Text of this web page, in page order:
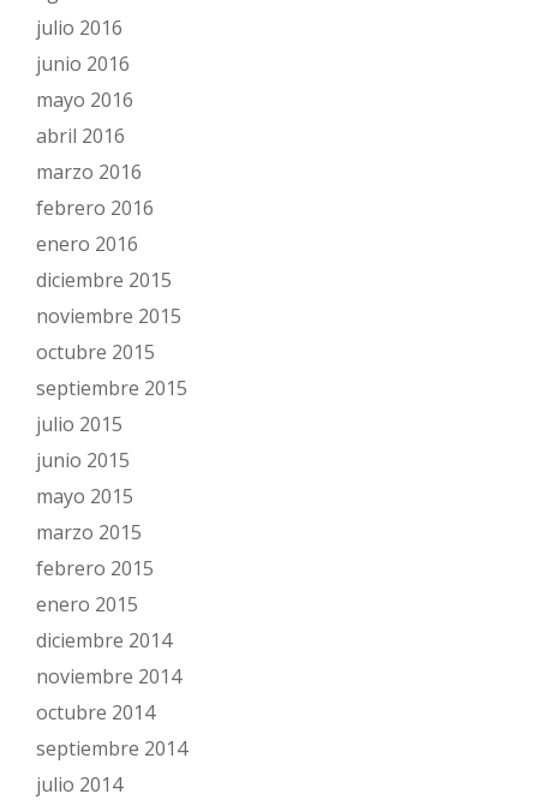
julio 2016
junio 2016
mayo 2016
abril 2016
marzo 2016
febrero 2016
enero 2016
diciembre 2015
noviembre 2015
octubre 2015
septiembre 2015
julio 2015
junio 2015
mayo 2015
marzo 2015
febrero 2015
enero 2015
diciembre 2014
noviembre 2014
octubre 2014
septiembre 2014
julio 2014